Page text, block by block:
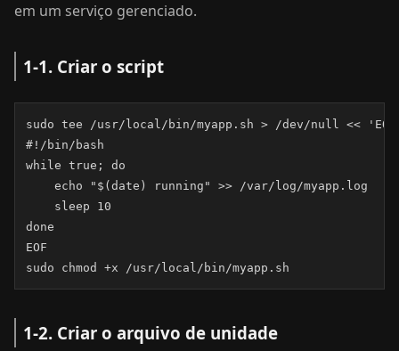
em um serviço gerenciado.
1-1. Criar o script
sudo tee /usr/local/bin/myapp.sh > /dev/null <<
#!/bin/bash
while true; do
    echo "$(date) running" >> /var/log/myapp.log
    sleep 10
done
EOF
sudo chmod +x /usr/local/bin/myapp.sh
1-2. Criar o arquivo de unidade